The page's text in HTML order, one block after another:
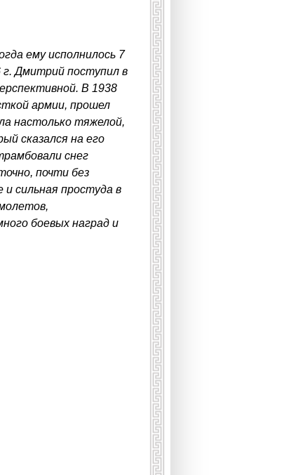
ему исполнилось 7
Дмитрий поступил в
В 1938
армии, прошел
настолько тяжелой,
сказался на его
снег
почти без
сильная простуда в
боевых наград и